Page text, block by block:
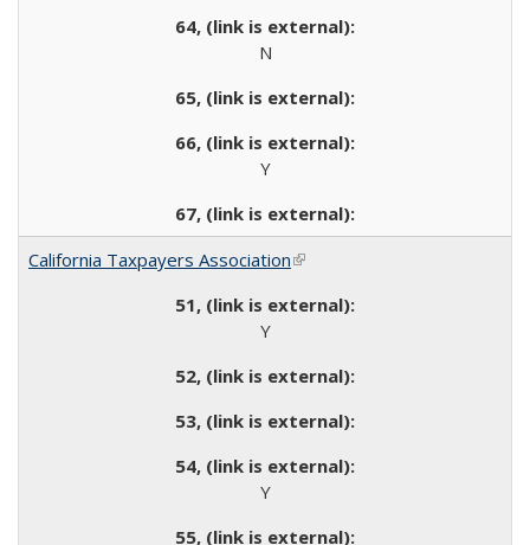
N
Y
California Taxpayers Association(link is external)
Y
Y